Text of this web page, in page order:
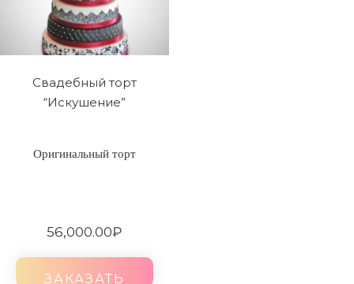
Свадебный торт
“Искушение”
Оригинальный торт
56,000.00₽
ЗАКАЗАТЬ